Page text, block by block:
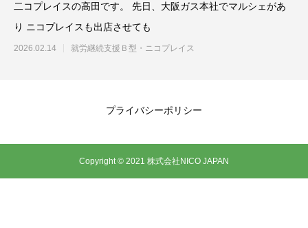
二コプレイスの高田です。 先日、大阪ガス本社でマルシェがあ
り ニコプレイスも出店させても
2026.02.14 就労継続支援Ｂ型・ニコプレイス
プライバシーポリシー
Copyright © 2021 株式会社NICO JAPAN